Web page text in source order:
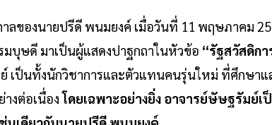
ลของนายปรีดี พนมยงค์ เมื่อวันที่ 11 พฤษภาคม
มบุษดี มาเป็นผู้แสดงปาฐกถาในหัวข้อ “รัฐสวัสดิก
เป็นทั้งนักวิชาการและตัวแทนคนรุ่นใหม่ ที่ศึกษาแ
างต่อเนื่องโดยเฉพาะอย่างยิ่ง อาจารย์ษัษฐรัมย์